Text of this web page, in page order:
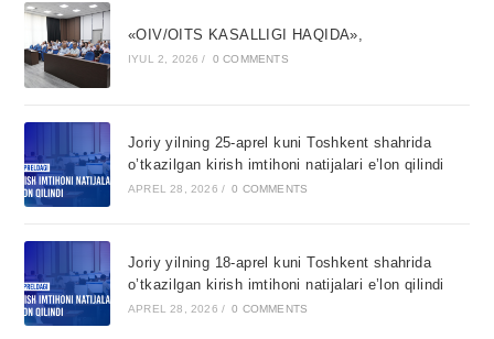
«OIV/OITS KASALLIGI HAQIDA»,
IYUL 2, 2026 / 0 COMMENTS
Joriy yilning 25-aprel kuni Toshkent shahrida
o’tkazilgan kirish imtihoni natijalari e’lon qilindi
APREL 28, 2026 / 0 COMMENTS
Joriy yilning 18-aprel kuni Toshkent shahrida
o’tkazilgan kirish imtihoni natijalari e’lon qilindi
APREL 28, 2026 / 0 COMMENTS